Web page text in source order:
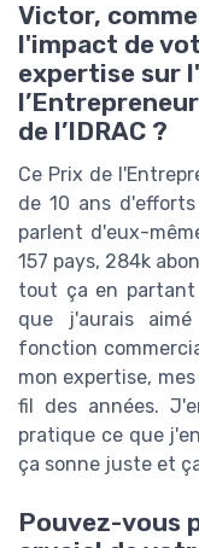
Victor,
l'impact de
expertise sur
de l’IDRAC ?
Ce Prix de
de 10 ans
parlent d'eux-
157 pays, 284k
tout ça en
que j'aurais
fonction
mon expertise,
fil des années.
pratique ce que
ça sonne juste et
Pouvez-vous